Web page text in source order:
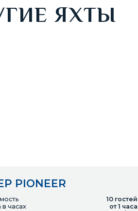
ЯХТЫ
PIONEER
10 гостей
часах
от 1 часа